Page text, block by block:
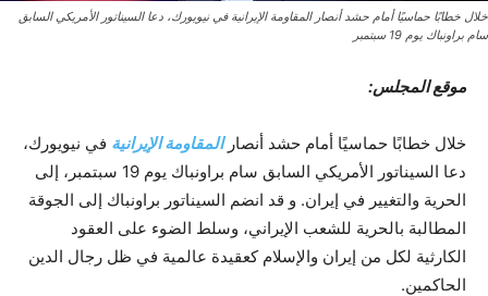
خلال خطابًا حماسيًا أمام حشد أنصار المقاومة الإيرانية في نيويورك، دعا السيناتور الأمريكي السابق
سام براونباك يوم 19 سبتمبر
موقع المجلس:
خلال خطابًا حماسيًا أمام حشد أنصارالمقاومة الإيرانية في نيويورك،
دعا السيناتور الأمريكي السابق سام براونباك يوم 19 سبتمبر، إلى
الحرية والتغيير في إيران. و قد انضم السيناتور براونباك إلى الجوقة
المطالبة بالحرية للشعب الإيراني، وسلط الضوء على العقود
الكارثية لكل من إيران والإسلام كعقيدة عالمية في ظل رجال الدين
الحاكمين.